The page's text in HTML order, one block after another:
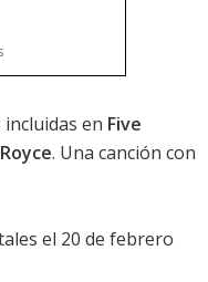
en Five
. Una canción con
el 20 de febrero